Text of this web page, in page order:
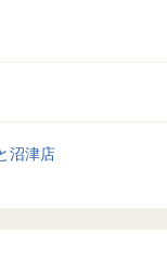
沼津店